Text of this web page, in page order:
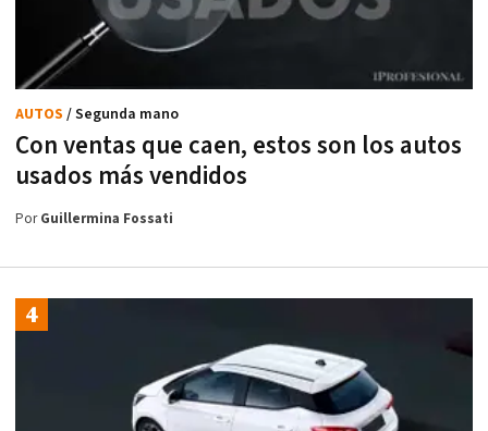
Con ventas que caen, estos son los autos
usados más vendidos
AUTOS / Segunda mano
PorGuillermina Fossati